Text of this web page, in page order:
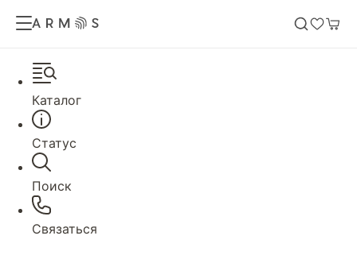
Каталог
Статус
Поиск
Связаться